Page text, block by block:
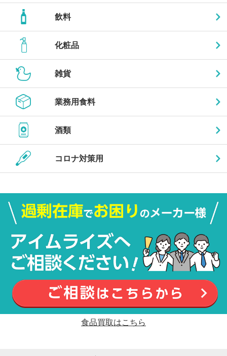
飲料
化粧品
雑貨
業務用食料
酒類
コロナ対策用
食品買取はこちら